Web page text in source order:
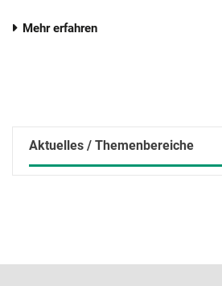
Mehr erfahren
Aktuelles / Themenbereiche